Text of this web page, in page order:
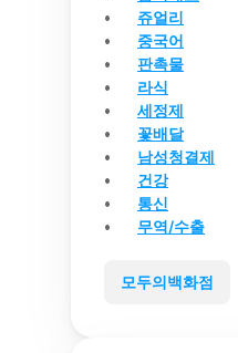
쥬얼리
중국어
판촉물
라식
세정제
꽃배달
남성청결제
건강
통신
무역/수출
모두의백화점